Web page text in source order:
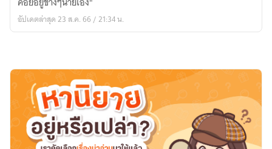
สว่าง
ให้
อัปเดตล่าสุด 23 ส.ค. 66 / 21:34 น.